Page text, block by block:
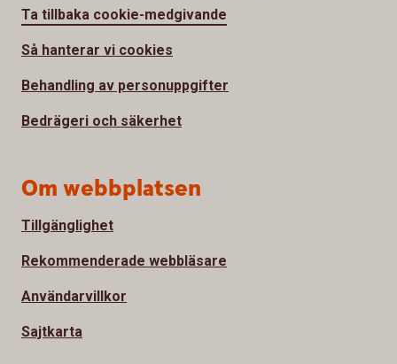
Ta tillbaka cookie-medgivande
Så hanterar vi cookies
Behandling av personuppgifter
Bedrägeri och säkerhet
Om webbplatsen
Tillgänglighet
Rekommenderade webbläsare
Användarvillkor
Sajtkarta